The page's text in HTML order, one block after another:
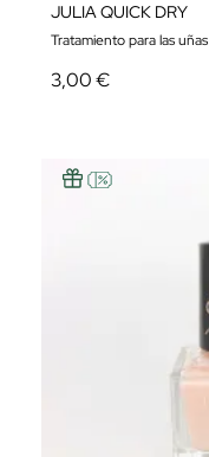
JULIA QUICK DRY
Tratamiento para las uñas
3,00 €